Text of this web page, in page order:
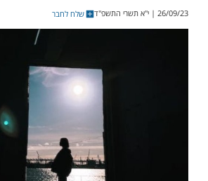
את האושפיזין לסוכה? ומה
שלח לחבר